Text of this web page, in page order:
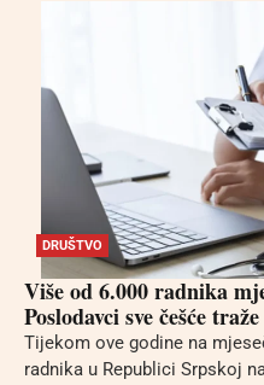
DRUŠTVO
Više od 6.000 radnika
Poslodavci sve češće
Tijekom ove godine na
radnika u Republici Srpskoj